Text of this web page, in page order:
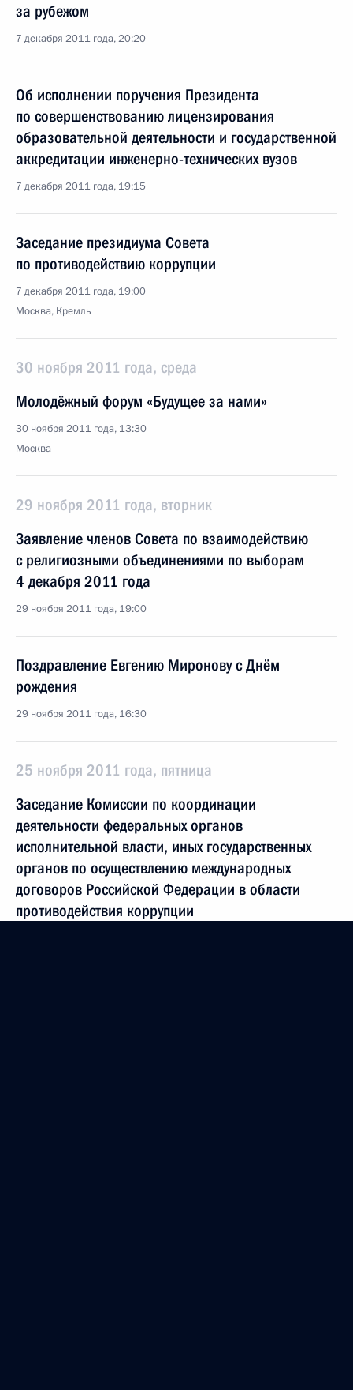
за рубежом
7 декабря 2011 года, 20:20
Об исполнении поручения Президента
по совершенствованию лицензирования
образовательной деятельности и государственной
аккредитации инженерно-технических вузов
7 декабря 2011 года, 19:15
Заседание президиума Совета
по противодействию коррупции
7 декабря 2011 года, 19:00
Москва, Кремль
30 ноября 2011 года, среда
Молодёжный форум «Будущее за нами»
30 ноября 2011 года, 13:30
Москва
29 ноября 2011 года, вторник
Заявление членов Совета по взаимодействию
с религиозными объединениями по выборам
4 декабря 2011 года
29 ноября 2011 года, 19:00
Поздравление Евгению Миронову с Днём
рождения
29 ноября 2011 года, 16:30
25 ноября 2011 года, пятница
Заседание Комиссии по координации
деятельности федеральных органов
исполнительной власти, иных государственных
органов по осуществлению международных
договоров Российской Федерации в области
противодействия коррупции